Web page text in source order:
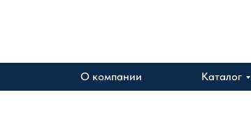
О компании Каталог